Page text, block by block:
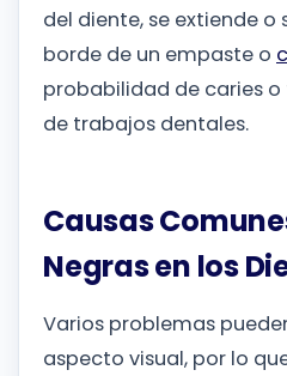
del diente, se extiende o
borde de un empaste o
probabilidad de caries
de trabajos dentales.
Causas
Negras en los
Varios problemas
aspecto visual, por lo